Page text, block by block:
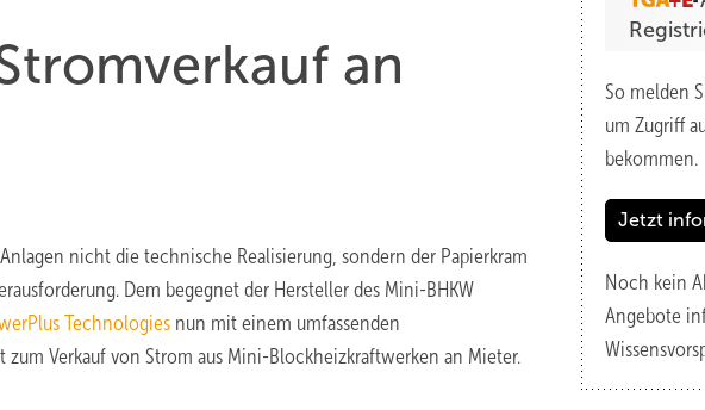
an
nicht die technische Realisierung, sondern der Papierkram
Dem begegnet der Hersteller des Mini-BHKW
Technologies nun mit einem umfassenden
zum Verkauf von Strom aus Mini-Blockheizkraftwerken an Mieter.
So melden
um Zugriff
bekommen.
Jetzt
Noch kein
Angebote